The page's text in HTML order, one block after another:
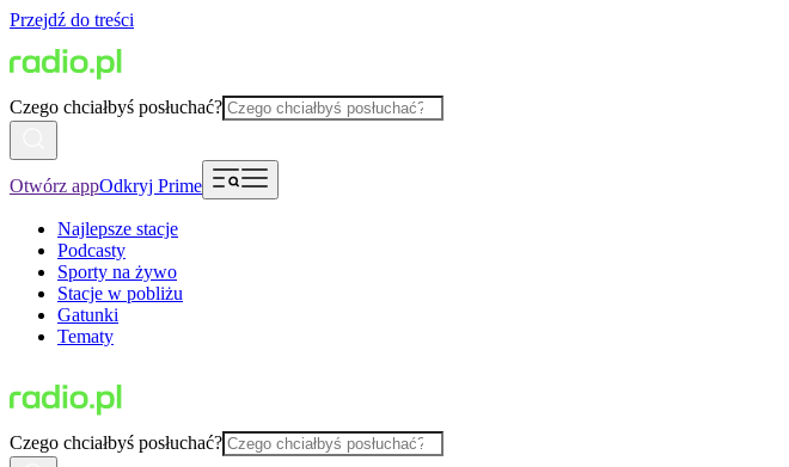
Przejdź do treści
Czego chciałbyś posłuchać?
Otwórz appOdkryj Prime
Najlepsze stacje
Podcasty
Sporty na żywo
Stacje w pobliżu
Gatunki
Tematy
Czego chciałbyś posłuchać?